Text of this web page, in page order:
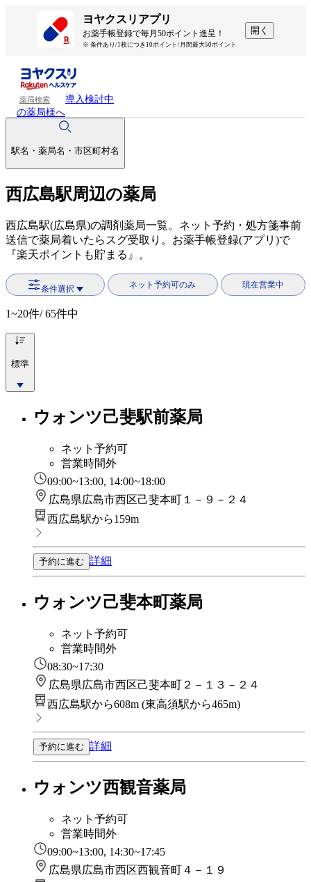
ヨヤクスリアプリ
お薬手帳登録で毎月50ポイント進呈！
※ 条件あり/1枚につき10ポイント/月間最大50ポイント
開く
薬局検索
導入検討中
の薬局様へ
駅名・薬局名・市区町村名
西広島駅周辺の薬局
西広島駅(広島県)の調剤薬局一覧。ネット予約・処方箋事前
送信で薬局着いたらスグ受取り。お薬手帳登録(アプリ)で
『楽天ポイントも貯まる』。
条件選択 ネット予約可のみ 現在営業中
1~20件/ 65件中
標準
ウォンツ己斐駅前薬局
ネット予約可
営業時間外
09:00~13:00, 14:00~18:00
広島県広島市西区己斐本町１－９－２４
西広島駅から159m
予約に進む 詳細
ウォンツ己斐本町薬局
ネット予約可
営業時間外
08:30~17:30
広島県広島市西区己斐本町２－１３－２４
西広島駅から608m (東高須駅から465m)
予約に進む 詳細
ウォンツ西観音薬局
ネット予約可
営業時間外
09:00~13:00, 14:30~17:45
広島県広島市西区西観音町４－１９